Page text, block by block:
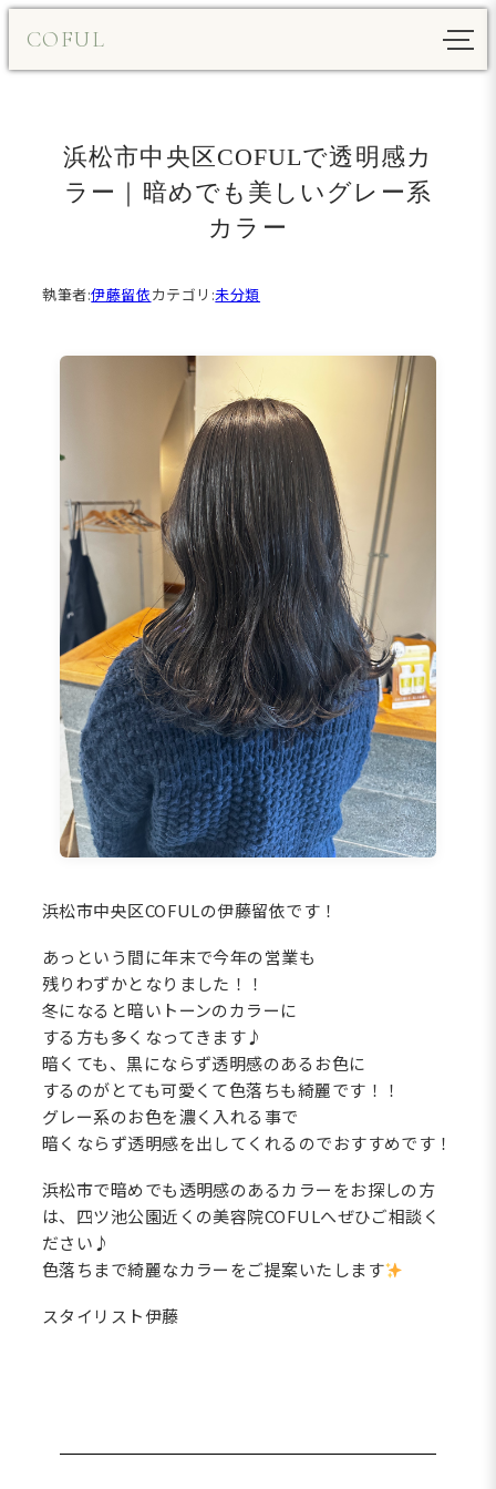
を
COFUL
浜松市中央区COFULで透明感カ
ラー｜暗めでも美しいグレー系
カラー
執筆者:伊藤留依カテゴリ:未分類
浜松市中央区COFULの伊藤留依です！
あっという間に年末で今年の営業も
残りわずかとなりました！！
冬になると暗いトーンのカラーに
する方も多くなってきます♪
暗くても、黒にならず透明感のあるお色に
するのがとても可愛くて色落ちも綺麗です！！
グレー系のお色を濃く入れる事で
暗くならず透明感を出してくれるのでおすすめです！
浜松市で暗めでも透明感のあるカラーをお探しの方
は、四ツ池公園近くの美容院COFULへぜひご相談く
ださい♪
色落ちまで綺麗なカラーをご提案いたします
スタイリスト伊藤